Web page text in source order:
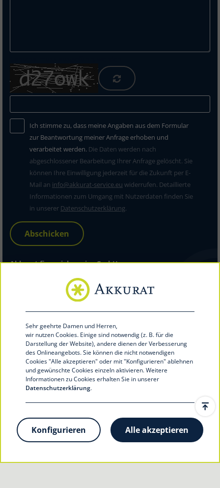
Sehr geehrte Damen und Herren,
wir nutzen Cookies. Einige sind notwendig (z. B. für die
Darstellung der Website), andere dienen der Verbesserung
des Onlineangebots. Sie können die nicht notwendigen
Cookies "Alle akzeptieren" oder mit "Konfigurieren" ablehnen
und gewünschte Cookies einzeln aktivieren. Weitere
Informationen zu Cookies erhalten Sie in unserer
Datenschutzerklärung.
Alle akzeptieren
Konfigurieren
Ich stimme zu, dass meine Angaben aus dem Formular
zur Beantwortung meiner Anfrage erhoben und
verarbeitet werden. Die Daten werden nach
abgeschlossener Bearbeitung Ihrer Anfrage gelöscht. Sie
können Ihre Einwilligung jederzeit für die Zukunft per E-
Mail an info@akkurat-service.eu widerrufen. Detaillierte
Informationen zum Umgang mit Nutzerdaten finden Sie
in unserer Datenschutzerklärung.
Abschicken
Akkurat financial service GmbH
Telefon 0251 39492-100
Telefax 0251 39492-199
info@akkurat-service.eu
akkurat-service.eu
© 2020 Akkurat financial service GmbH